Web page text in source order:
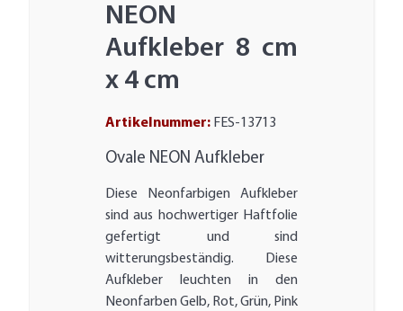
NEON
Aufkleber 8 cm
x 4 cm
Artikelnummer: FES-13713
Ovale NEON Aufkleber
Diese Neonfarbigen Aufkleber
sind aus hochwertiger Haftfolie
gefertigt und sind
witterungsbeständig. Diese
Aufkleber leuchten in den
Neonfarben Gelb, Rot, Grün, Pink